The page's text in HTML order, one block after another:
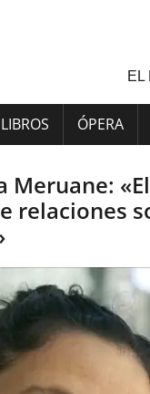
EL
LIBROS ÓPERA
Meruane:
relaciones